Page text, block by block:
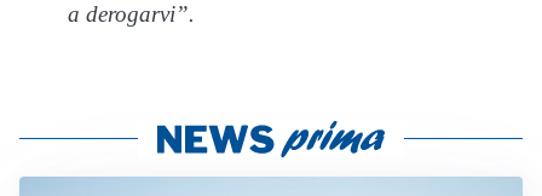
a derogarvi”.